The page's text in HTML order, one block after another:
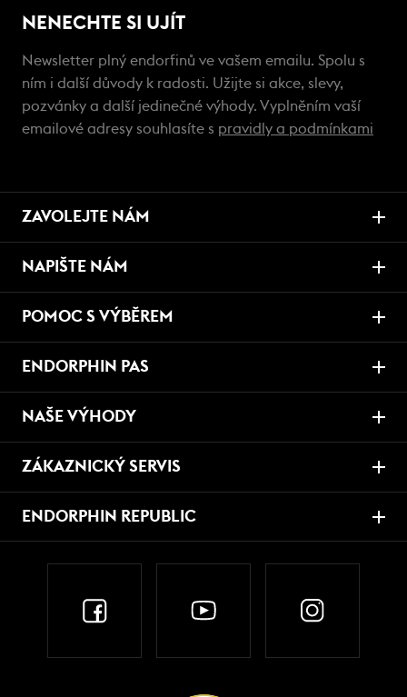
NENECHTE SI UJÍT
Newsletter plný endorfinů ve vašem emailu. Spolu s
ním i další důvody k radosti. Užijte si akce, slevy,
pozvánky a další jedinečné výhody. Vyplněním vaší
emailové adresy souhlasíte s pravidly a podmínkami
ZAVOLEJTE NÁM
NAPIŠTE NÁM
POMOC S VÝBĚREM
ENDORPHIN PAS
NAŠE VÝHODY
ZÁKAZNICKÝ SERVIS
ENDORPHIN REPUBLIC